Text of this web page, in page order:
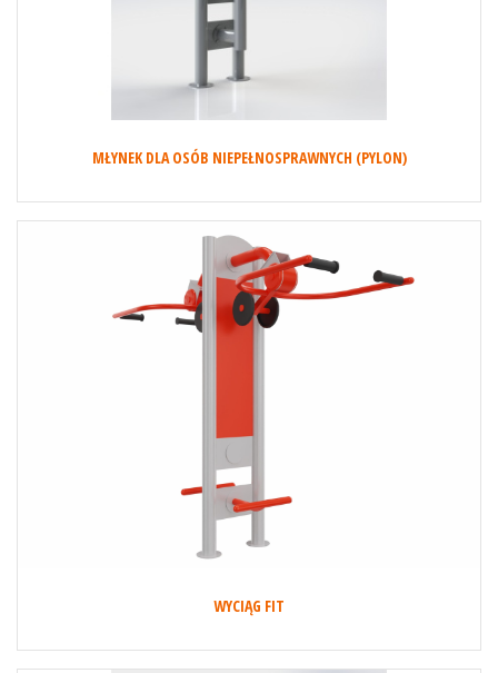
MŁYNEK DLA OSÓB NIEPEŁNOSPRAWNYCH (PYLON)
WYCIĄG FIT